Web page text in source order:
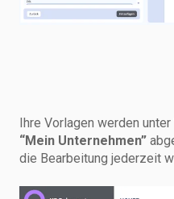
Ihre Vorlagen werden unter
“Mein Unternehmen”
die Bearbeitung jederzeit